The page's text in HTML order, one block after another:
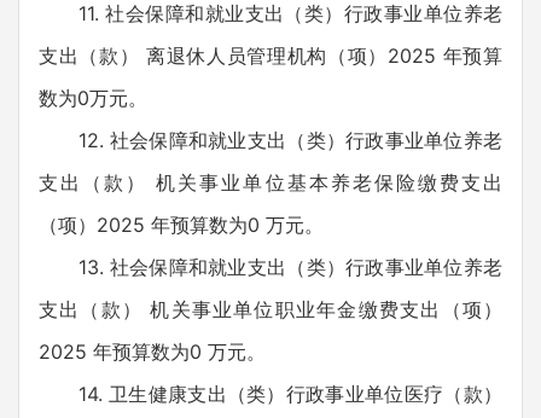
11. 社会保障和就业支出（类）行政事业单位养老
支出（款） 离退休人员管理机构（项）2025 年预算
数为0万元。
12. 社会保障和就业支出（类）行政事业单位养老
支出（款） 机关事业单位基本养老保险缴费支出
（项）2025 年预算数为0 万元。
13. 社会保障和就业支出（类）行政事业单位养老
支出（款） 机关事业单位职业年金缴费支出（项）
2025 年预算数为0 万元。
14. 卫生健康支出（类）行政事业单位医疗（款）